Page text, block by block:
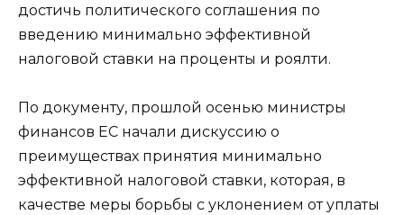
достичь политического соглашения по
введению минимально эффективной
налоговой ставки на проценты и роялти.
По документу, прошлой осенью министры
финансов ЕС начали дискуссию о
преимуществах принятия минимально
эффективной налоговой ставки, которая, в
качестве меры борьбы с уклонением от уплаты